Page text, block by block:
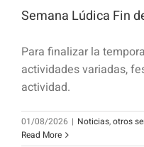
Semana Lúdica Fin
Para finalizar la
actividades variadas,
actividad.
01/08/2026 | Noticias,otros
Read More